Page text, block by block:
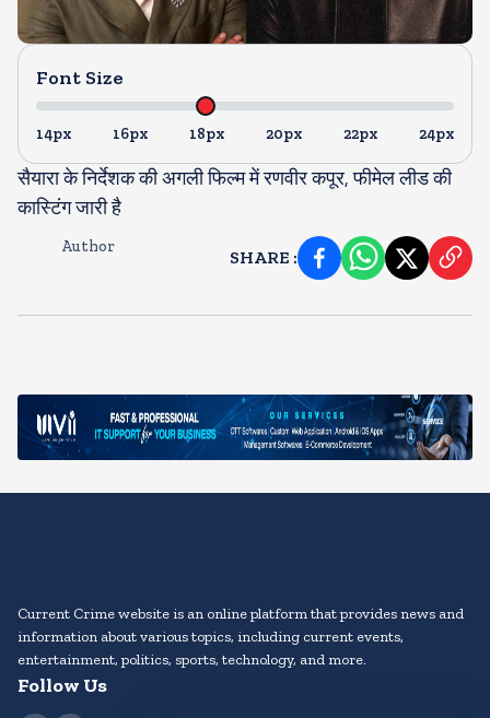
Font Size
14px 16px 18px 20px 22px 24px
सैयारा के निर्देशक की अगली फिल्म में रणवीर कपूर, फीमेल लीड की
कास्टिंग जारी है
Author
SHARE :
Current Crime website is an online platform that provides news and
information about various topics, including current events,
entertainment, politics, sports, technology, and more.
Follow Us